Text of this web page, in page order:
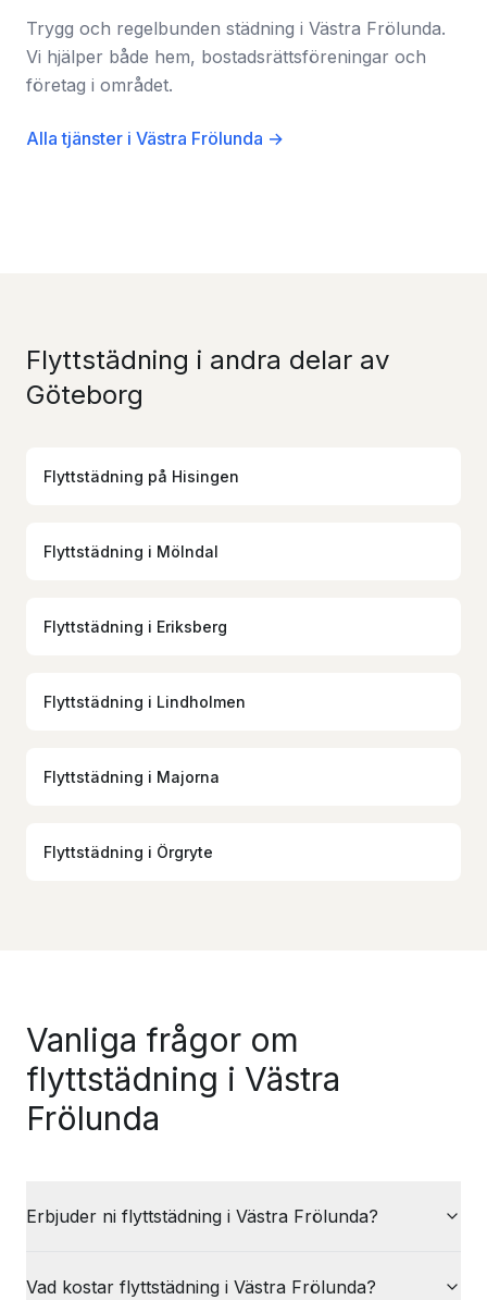
Trygg och regelbunden städning i Västra Frölunda.
Vi hjälper både hem, bostadsrättsföreningar och
företag i området.
Alla tjänster i Västra Frölunda →
Flyttstädning i andra delar av
Göteborg
Flyttstädning på Hisingen
Flyttstädning i Mölndal
Flyttstädning i Eriksberg
Flyttstädning i Lindholmen
Flyttstädning i Majorna
Flyttstädning i Örgryte
Vanliga frågor om
flyttstädning i Västra
Frölunda
Erbjuder ni flyttstädning i Västra Frölunda?
Vad kostar flyttstädning i Västra Frölunda?